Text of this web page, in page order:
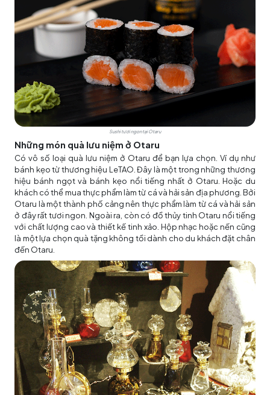
Sushi tươi ngon tại Otaru
Những món quà lưu niệm ở Otaru
Có vô số loại quà lưu niệm ở Otaru để bạn lựa chọn. Ví dụ như
bánh kẹo từ thương hiệu LeTAO. Đây là một trong những thương
hiệu bánh ngọt và bánh kẹo nổi tiếng nhất ở Otaru. Hoặc du
khách có thể mua thực phẩm làm từ cá và hải sản địa phương. Bởi
Otaru là một thành phố cảng nên thực phẩm làm từ cá và hải sản
ở đây rất tươi ngon. Ngoài ra, còn có đồ thủy tinh Otaru nổi tiếng
với chất lượng cao và thiết kế tinh xảo. Hộp nhạc hoặc nến cũng
là một lựa chọn quà tặng không tồi dành cho du khách đặt chân
đến Otaru.